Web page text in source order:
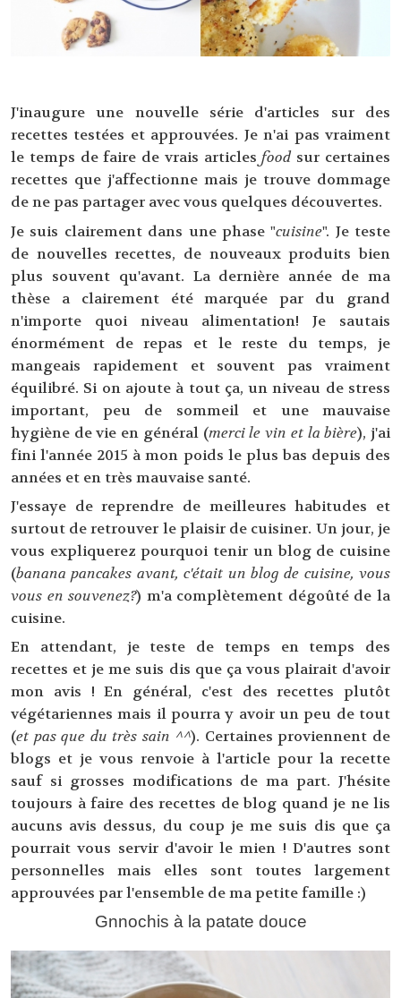
J'inaugure une nouvelle série d'articles sur des
recettes testées et approuvées. Je n'ai pas vraiment
le temps de faire de vrais articlesfoodsur certaines
recettes que j'affectionne mais je trouve dommage
de ne pas partager avec vous quelques découvertes.
Je suis clairement dans une phase "cuisine". Je teste
de nouvelles recettes, de nouveaux produits bien
plus souvent qu'avant. La dernière année de ma
thèse a clairement été marquée par du grand
n'importe quoi niveau alimentation! Je sautais
énormément de repas et le reste du temps, je
mangeais rapidement et souvent pas vraiment
équilibré. Si on ajoute à tout ça, un niveau de stress
important, peu de sommeil et une mauvaise
hygiène de vie en général (merci le vin et la bière), j'ai
fini l'année 2015 à mon poids le plus bas depuis des
années et en très mauvaise santé.
J'essaye de reprendre de meilleures habitudes et
surtout de retrouver le plaisir de cuisiner. Un jour, je
vous expliquerez pourquoi tenir un blog de cuisine
(banana pancakes avant, c'était un blog de cuisine, vous
vous en souvenez?) m'a complètement dégoûté de la
cuisine.
En attendant, je teste de temps en temps des
recettes et je me suis dis que ça vous plairait d'avoir
mon avis ! En général, c'est des recettes plutôt
végétariennes mais il pourra y avoir un peu de tout
(et pas que du très sain ^^). Certaines proviennent de
blogs et je vous renvoie à l'article pour la recette
sauf si grosses modifications de ma part. J'hésite
toujours à faire des recettes de blog quand je ne lis
aucuns avis dessus, du coup je me suis dis que ça
pourrait vous servir d'avoir le mien ! D'autres sont
personnelles mais elles sont toutes largement
approuvées par l'ensemble de ma petite famille :)
Gnnochis à la patate douce